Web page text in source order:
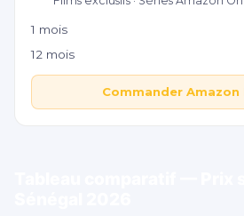
1 mois
12 mois
Commander Amazon